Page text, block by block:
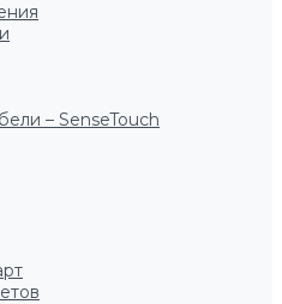
– SenseTouch